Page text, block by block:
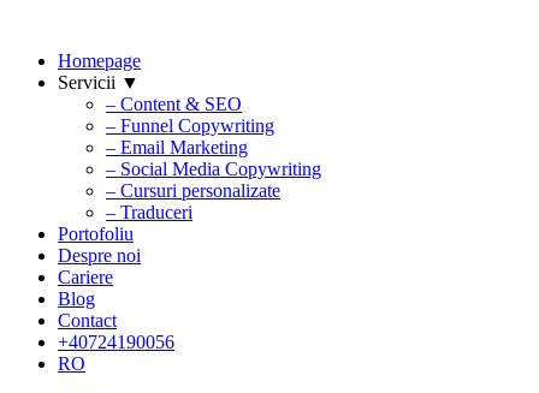
Homepage
Servicii ▼
– Content & SEO
– Funnel Copywriting
– Email Marketing
– Social Media Copywriting
– Cursuri personalizate
– Traduceri
Portofoliu
Despre noi
Cariere
Blog
Contact
+40724190056
RO